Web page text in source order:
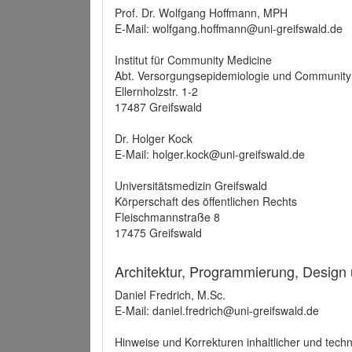
Prof. Dr. Wolfgang Hoffmann, MPH
E-Mail: wolfgang.hoffmann@uni-greifswald.de
Institut für Community Medicine
Abt. Versorgungsepidemiologie und
Ellernholzstr. 1-2
17487 Greifswald
Dr. Holger Kock
E-Mail: holger.kock@uni-greifswald.de
Universitätsmedizin Greifswald
Körperschaft des öffentlichen Rechts
Fleischmannstraße 8
17475 Greifswald
Architektur, Programmierung,
Daniel Fredrich, M.Sc.
E-Mail: daniel.fredrich@uni-greifswald.de
Hinweise und Korrekturen inhaltlicher und